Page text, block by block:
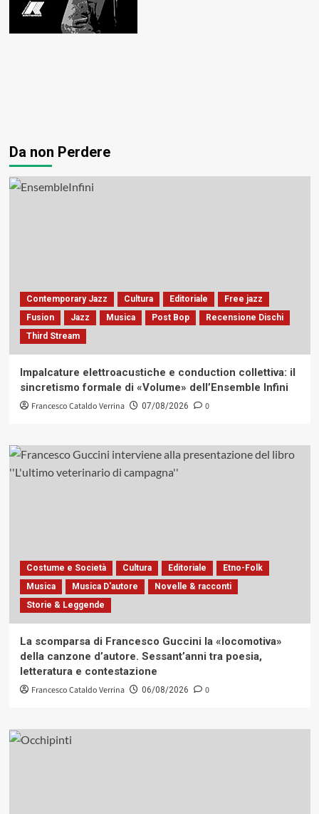
Da non Perdere
Contemporary Jazz Cultura Editoriale
Free jazz
Fusion
Jazz Musica Post Bop
Recensione Dischi
Third Stream
Impalcature elettroacustiche e conduction collettiva: il
sincretismo formale di «Volume» dell’Ensemble Infini
Francesco Cataldo Verrina 07/08/2026 0
Costume e Società Cultura Editoriale
Etno-Folk
Musica
Musica D'autore
Novelle & racconti
Storie & Leggende
La scomparsa di Francesco Guccini la «locomotiva»
della canzone d’autore. Sessant’anni tra poesia,
letteratura e contestazione
Francesco Cataldo Verrina 06/08/2026 0